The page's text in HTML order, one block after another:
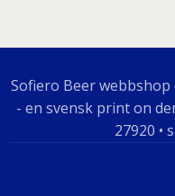
Sofiero Beer
- en svensk print on
27920 •